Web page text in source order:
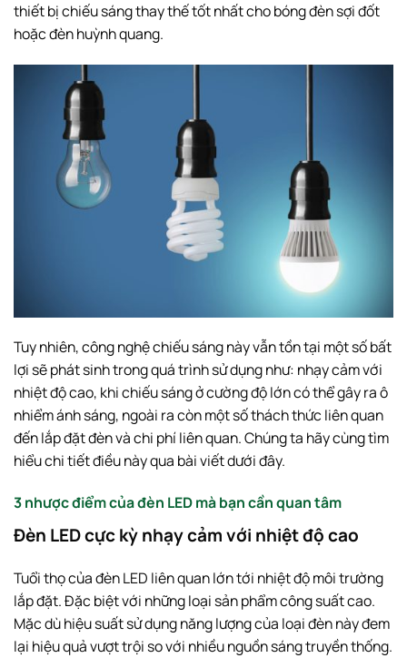
thiết bị chiếu sáng thay thế tốt nhất cho bóng đèn sợi đốt
hoặc đèn huỳnh quang.
Tuy nhiên, công nghệ chiếu sáng này vẫn tồn tại một số bất
lợi sẽ phát sinh trong quá trình sử dụng như: nhạy cảm với
nhiệt độ cao, khi chiếu sáng ở cường độ lớn có thể gây ra ô
nhiểm ánh sáng, ngoài ra còn một số thách thức liên quan
đến lắp đặt đèn và chi phí liên quan. Chúng ta hãy cùng tìm
hiểu chi tiết điều này qua bài viết dưới đây.
3 nhược điểm của đèn LED mà bạn cần quan tâm
Đèn LED cực kỳ nhạy cảm với nhiệt độ cao
Tuổi thọ của đèn LED liên quan lớn tới nhiệt độ môi trường
lắp đặt. Đặc biệt với những loại sản phẩm công suất cao.
Mặc dù hiệu suất sử dụng năng lượng của loại đèn này đem
lại hiệu quả vượt trội so với nhiều nguồn sáng truyền thống.